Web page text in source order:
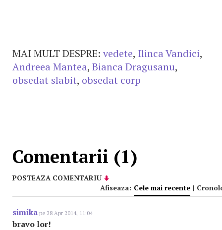
MAI MULT DESPRE: vedete, Ilinca Vandici,
Andreea Mantea, Bianca Dragusanu,
obsedat slabit, obsedat corp
Comentarii (1)
POSTEAZA COMENTARIU
Afiseaza: Cele mai recente |
simika pe 28 Apr 2014, 11:04
bravo lor!